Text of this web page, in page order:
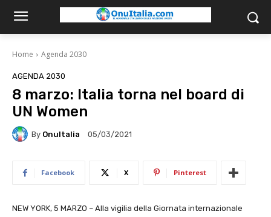
Home Agenda 2030
AGENDA 2030
8 marzo: Italia torna nel board di
UN Women
By OnuItalia 05/03/2021
Facebook X Pinterest
NEW YORK, 5 MARZO – Alla vigilia della Giornata internazionale